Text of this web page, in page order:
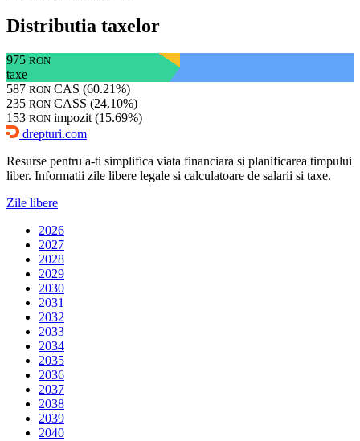
Distributia taxelor
975 RON
taxe
587 RON CAS (60.21%)
235 RON CASS (24.10%)
153 RON impozit (15.69%)
drepturi.com
Resurse pentru a-ti simplifica viata financiara si planificarea timpului
liber. Informatii zile libere legale si calculatoare de salarii si taxe.
Zile libere
2026
2027
2028
2029
2030
2031
2032
2033
2034
2035
2036
2037
2038
2039
2040